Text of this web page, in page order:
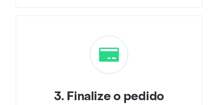
3. Finalize o pedido